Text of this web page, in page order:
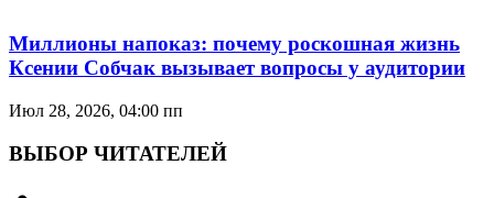
Миллионы напоказ: почему роскошная жизнь
Ксении Собчак вызывает вопросы у аудитории
Июл 28, 2026, 04:00 пп
ВЫБОР ЧИТАТЕЛЕЙ